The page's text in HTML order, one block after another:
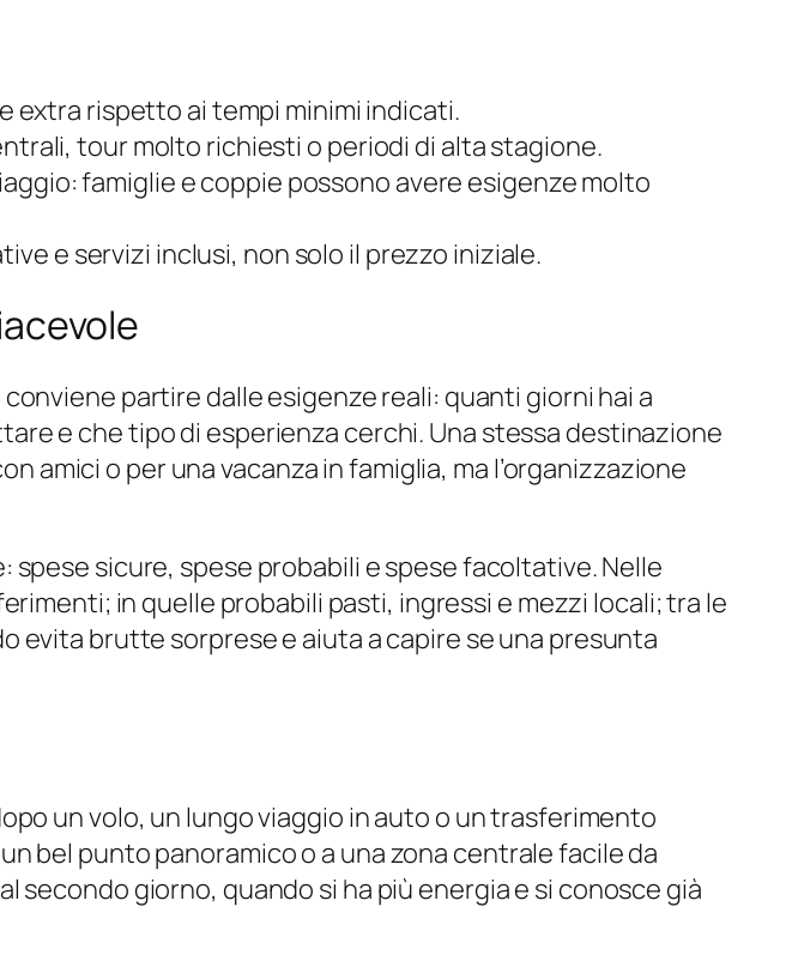
extra rispetto ai tempi minimi indicati.
tour molto richiesti o periodi di alta stagione.
famiglie e coppie possono avere esigenze molto
e servizi inclusi, non solo il prezzo iniziale.
partire dalle esigenze reali: quanti giorni hai a
e che tipo di esperienza cerchi. Una stessa destinazione
amici o per una vacanza in famiglia, ma l’organizzazione
sicure, spese probabili e spese facoltative. Nelle
in quelle probabili pasti, ingressi e mezzi locali; tra le
brutte sorprese e aiuta a capire se una presunta
un volo, un lungo viaggio in auto o un trasferimento
bel punto panoramico o a una zona centrale facile da
giorno, quando si ha più energia e si conosce già